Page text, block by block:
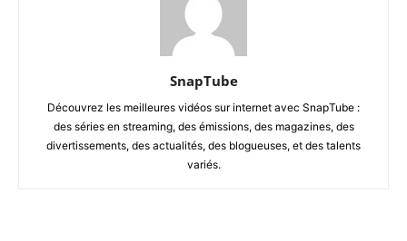
SnapTube
Découvrez les meilleures vidéos sur internet avec SnapTube :
des séries en streaming, des émissions, des magazines, des
divertissements, des actualités, des blogueuses, et des talents
variés.